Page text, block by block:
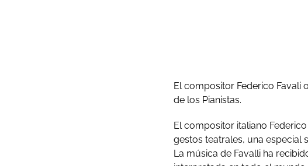
El compositor Federico Favali
de los Pianistas.
El compositor italiano
gestos teatrales, una especial
La música de Favalli ha